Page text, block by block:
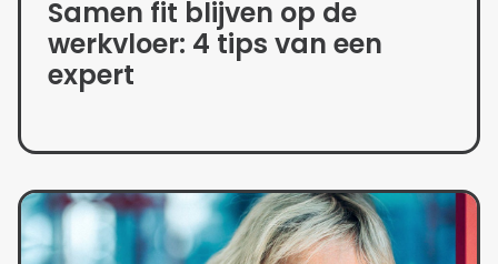
Samen fit blijven op de
werkvloer: 4 tips van een
expert